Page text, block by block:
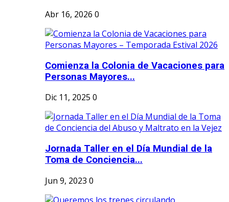
Abr 16, 2026 0
Comienza la Colonia de Vacaciones para
Personas Mayores...
Dic 11, 2025 0
Jornada Taller en el Día Mundial de la
Toma de Conciencia...
Jun 9, 2023 0